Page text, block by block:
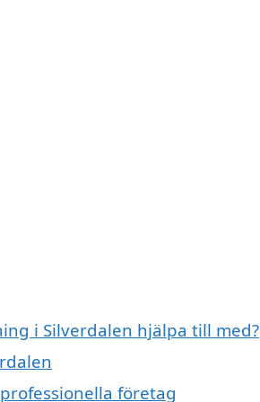
i Silverdalen hjälpa till med?
företag